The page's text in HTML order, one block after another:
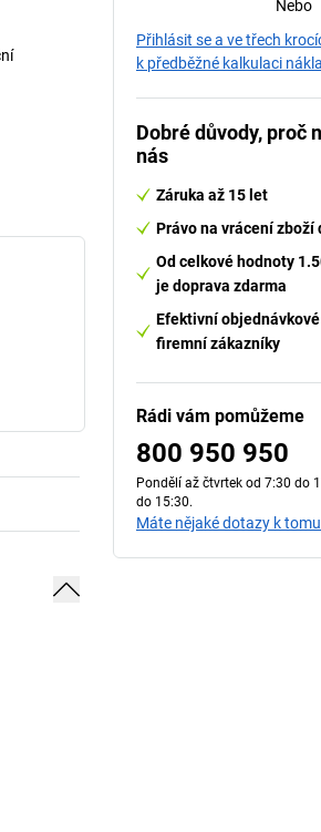
Nebo
Přihlásit se a ve třech
k předběžné kalkulaci
Dobré důvody, proč
nás
Záruka až 15 let
Právo na vrácení zboží
Od celkové hodnoty
je doprava zdarma
Efektivní
firemní zákazníky
Rádi vám pomůžeme
800 950 950
Pondělí až čtvrtek od 7:30 do
do 15:30.
Máte nějaké dotazy k